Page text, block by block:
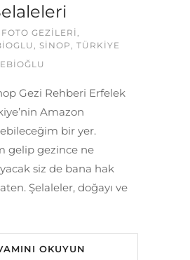
GEZILERI
SINOP
TÜRKIYE
Gezi Rehberi Erfelek
Amazon
bir yer.
gelip gezince ne
siz de bana hak
Şelaleler, doğayı ve
OKUYUN